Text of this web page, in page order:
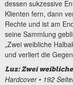
dessen sukzessive
Klienten fern, dann
Rechte und ist am
seine Sammlung
„Zwei weibliche
und verliert die
Luz: Zwei
Hardcover • 192